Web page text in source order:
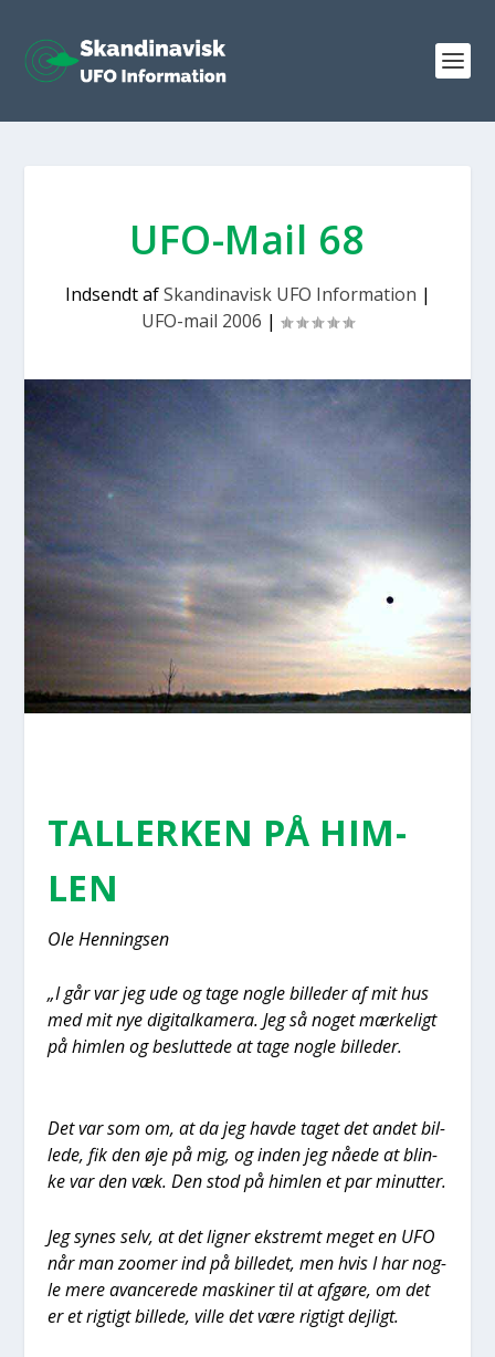
UFO-Mail 68
Indsendt afSkandinavisk UFO Information |
UFO-mail 2006 |
TAL­LER­KEN PÅ HIM­
LEN
Ole Hen­nings­en
„I går var jeg ude og tage nog­le bil­le­der af mit hus
med mit nye digi­tal­ka­me­ra. Jeg så noget mær­ke­ligt
på him­len og beslut­te­de at tage nog­le bil­le­der.
Det var som om, at da jeg hav­de taget det andet bil­
le­de, fik den øje på mig, og inden jeg nåe­de at blin­
ke var den væk. Den stod på him­len et par minut­ter.
Jeg synes selv, at det lig­ner ekstremt meget en UFO
når man zoo­mer ind på bil­le­det, men hvis I har nog­
le mere avan­ce­re­de maski­ner til at afgø­re, om det
er et rig­tigt bil­le­de, vil­le det være rig­tigt dej­ligt.